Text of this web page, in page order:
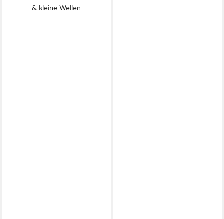
& kleine Wellen